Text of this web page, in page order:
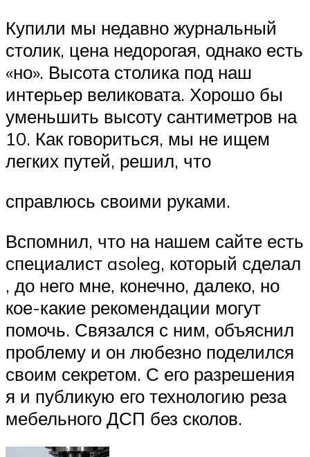
Купили мы недавно журнальный
столик, цена недорогая, однако есть
«но». Высота столика под наш
интерьер великовата. Хорошо бы
уменьшить высоту сантиметров на
10. Как говориться, мы не ищем
легких путей, решил, что
справлюсь своими руками.
Вспомнил, что на нашем сайте есть
специалист asoleg, который сделал
, до него мне, конечно, далеко, но
кое-какие рекомендации могут
помочь. Связался с ним, объяснил
проблему и он любезно поделился
своим секретом. С его разрешения
я и публикую его технологию реза
мебельного ДСП без сколов.